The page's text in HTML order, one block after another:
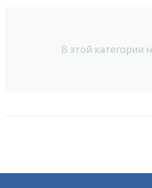
В этой категории